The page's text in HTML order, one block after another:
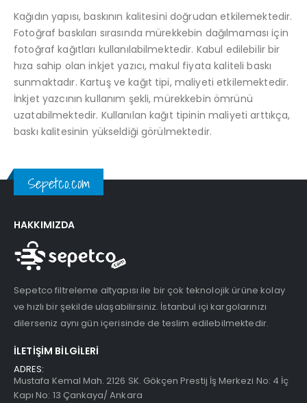
Kağıdın yapısı, baskının kalitesini doğrudan etkilemektedir.
Fotoğraf baskıları sırasında mürekkebin dağılmaması için
fotoğraf kağıtları kullanılabilmektedir. Kabul edilebilir bir
hıza sahip olan inkjet yazıcı, makul fiyata kaliteli baskı
sunmaktadır. Kartuş ve kağıt tipi, maliyeti etkilemektedir.
İnkjet yazcının kullanım şekli, mürekkebin ömrünü
uzatabilmektedir. Kullanılan kağıt tipinin maliyeti arttıkça,
baskı kalitesinin yükseldiği görülmektedir.
Sepetco.com
HAKKIMIZDA
Sepetco filtreleme altyapısı ile bir çok teknolojik ürüne kolay
ve hızlı bir şekilde ulaşabilirsiniz. İstanbul içi kargolarınızı
dilerseniz aynı gün içerisinde de teslim edilebilmektedir.
İLETIŞIM BILGILERI
ADRES:
Mustafa Kemal Mah. 2126 SK. Gökçen Prestij İş Merkezi No: 4 İç
Kapı No: 13 Çankaya/ Ankara